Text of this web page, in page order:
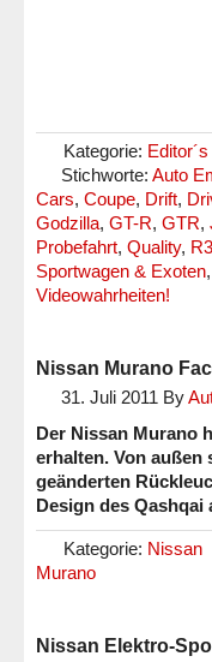
Kategorie:
Stichworte: Auto
Cars, Coupe, Drift,
Godzilla, GT-R, GTR,
Probefahrt, Quality,
Sportwagen & Exoten,
Videowahrheiten!
Nissan Murano
31. Juli 2011 By
Der Nissan Murano
erhalten. Von außen
geänderten
Design des Qashqai
Kategorie: Nissan
Murano
Nissan Elektro-